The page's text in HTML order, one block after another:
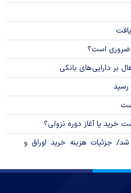
ضروری است؟
بر دارایی‌های بانکی
جزئیات هزینه خرید اوراق و